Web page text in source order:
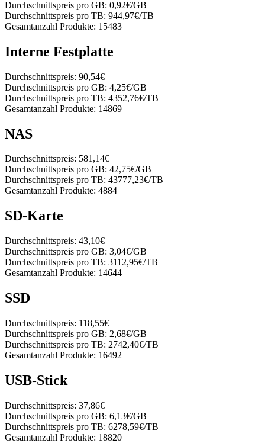
Durchschnittspreis pro GB: 0,92€/GB
Durchschnittspreis pro TB: 944,97€/TB
Gesamtanzahl Produkte: 15483
Interne Festplatte
Durchschnittspreis: 90,54€
Durchschnittspreis pro GB: 4,25€/GB
Durchschnittspreis pro TB: 4352,76€/TB
Gesamtanzahl Produkte: 14869
NAS
Durchschnittspreis: 581,14€
Durchschnittspreis pro GB: 42,75€/GB
Durchschnittspreis pro TB: 43777,23€/TB
Gesamtanzahl Produkte: 4884
SD-Karte
Durchschnittspreis: 43,10€
Durchschnittspreis pro GB: 3,04€/GB
Durchschnittspreis pro TB: 3112,95€/TB
Gesamtanzahl Produkte: 14644
SSD
Durchschnittspreis: 118,55€
Durchschnittspreis pro GB: 2,68€/GB
Durchschnittspreis pro TB: 2742,40€/TB
Gesamtanzahl Produkte: 16492
USB-Stick
Durchschnittspreis: 37,86€
Durchschnittspreis pro GB: 6,13€/GB
Durchschnittspreis pro TB: 6278,59€/TB
Gesamtanzahl Produkte: 18820